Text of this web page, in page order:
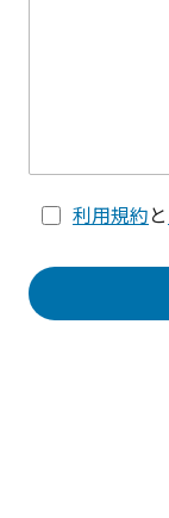
利用規約と